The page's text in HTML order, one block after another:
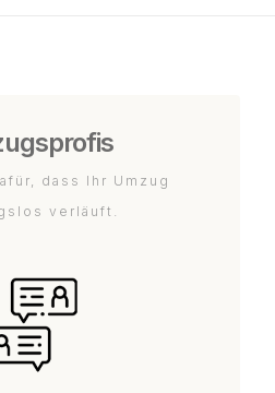
dass Ihr Umzug
verläuft.